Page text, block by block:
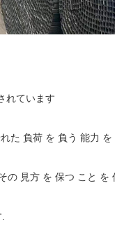
れています
た 負荷 を 負う 能力 を
の 見方 を 保つ こと を